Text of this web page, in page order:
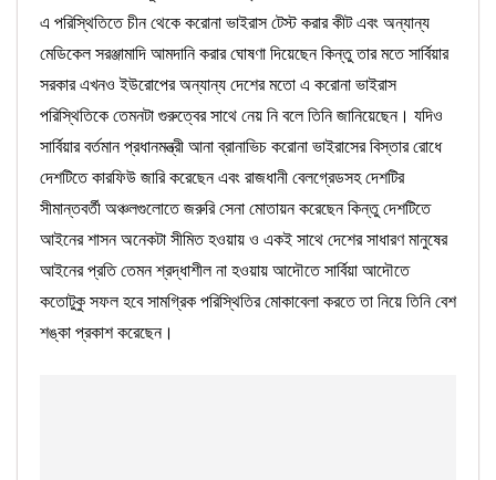
এ পরিস্থিতিতে চীন থেকে করোনা ভাইরাস টেস্ট করার কীট এবং অন্যান্য
মেডিকেল সরঞ্জামাদি আমদানি করার ঘোষণা দিয়েছেন কিন্তু তার মতে সার্বিয়ার
সরকার এখনও ইউরোপের অন্যান্য দেশের মতো এ করোনা ভাইরাস
পরিস্থিতিকে তেমনটা গুরুত্বের সাথে নেয় নি বলে তিনি জানিয়েছেন। যদিও
সার্বিয়ার বর্তমান প্রধানমন্ত্রী আনা ব্রানাভিচ করোনা ভাইরাসের বিস্তার রোধে
দেশটিতে কারফিউ জারি করেছেন এবং রাজধানী বেলগ্রেডসহ দেশটির
সীমান্তবর্তী অঞ্চলগুলোতে জরুরি সেনা মোতায়ন করেছেন কিন্তু দেশটিতে
আইনের শাসন অনেকটা সীমিত হওয়ায় ও একই সাথে দেশের সাধারণ মানুষের
আইনের প্রতি তেমন শ্রদ্ধাশীল না হওয়ায় আদৌতে সার্বিয়া আদৌতে
কতোটুকু সফল হবে সামগ্রিক পরিস্থিতির মোকাবেলা করতে তা নিয়ে তিনি বেশ
শঙ্কা প্রকাশ করেছেন।